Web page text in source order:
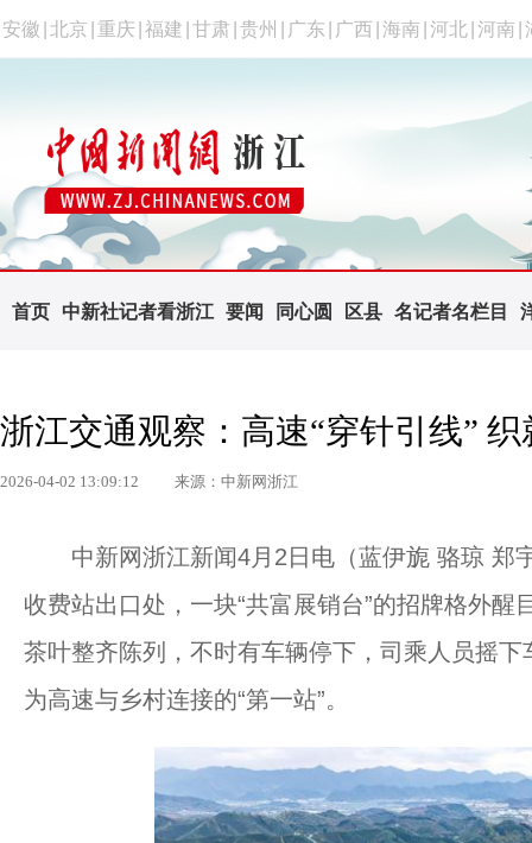
安徽 北京 重庆 福建 甘肃 贵州 广东 广西 海南 河北 河南
首页 中新社记者看浙江 要闻 同心圆 区县 名记者名栏目
浙江交通观察：高速“穿针引线”
2026-04-02 13:09:12 来源：中新网浙江
中新网浙江新闻4月2日电（蓝伊旎 骆琼 郑
收费站出口处，一块“共富展销台”的招牌格外
茶叶整齐陈列，不时有车辆停下，司乘人员摇
为高速与乡村连接的“第一站”。